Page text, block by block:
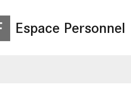
Espace Personnel